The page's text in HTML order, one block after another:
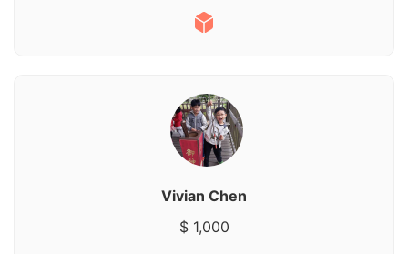
Vivian Chen
$ 1,000